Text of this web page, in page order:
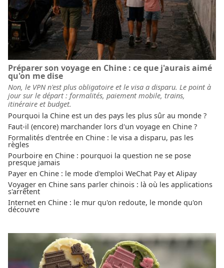
Préparer son voyage en Chine : ce que j'aurais aimé
qu'on me dise
Non, le VPN n'est plus obligatoire et le visa a disparu. Le point à
jour sur le départ : formalités, paiement mobile, trains,
itinéraire et budget.
Pourquoi la Chine est un des pays les plus sûr au monde ?
Faut-il (encore) marchander lors d'un voyage en Chine ?
Formalités d'entrée en Chine : le visa a disparu, pas les
règles
Pourboire en Chine : pourquoi la question ne se pose
presque jamais
Payer en Chine : le mode d'emploi WeChat Pay et Alipay
Voyager en Chine sans parler chinois : là où les applications
s'arrêtent
Internet en Chine : le mur qu'on redoute, le monde qu'on
découvre